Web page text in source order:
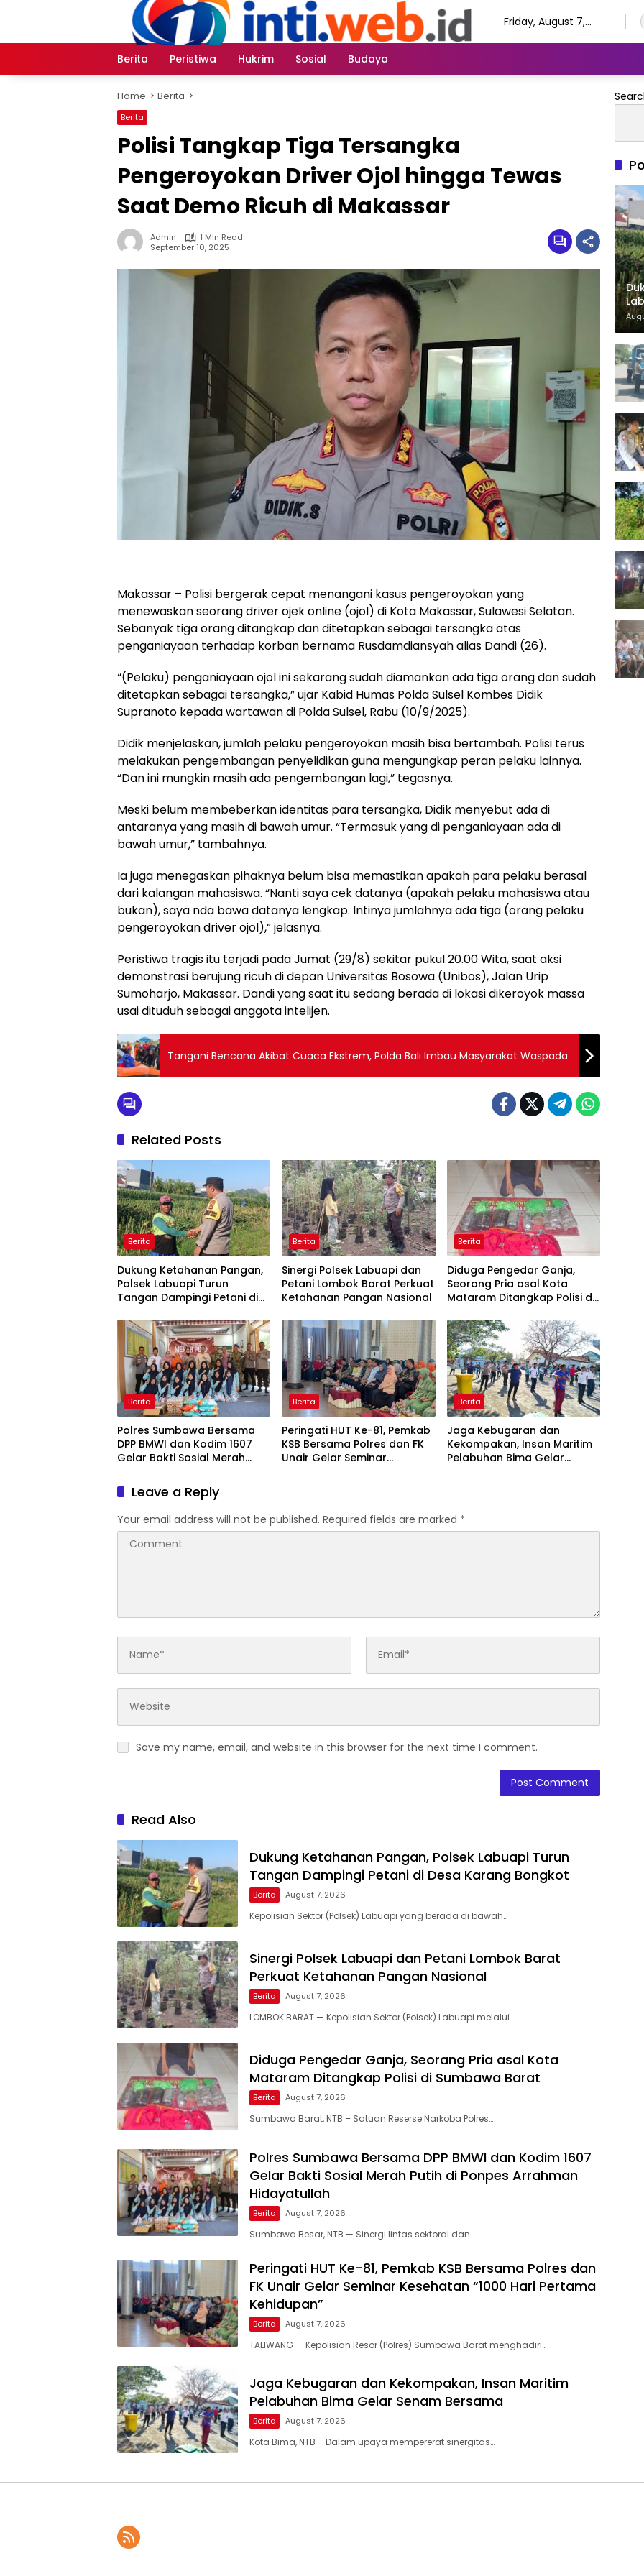
Friday, August 7,
Berita
Peristiwa Hukrim Sosial Budaya
Home Berita
Berita
Polisi Tangkap Tiga Tersangka
Pengeroyokan Driver Ojol hingga Tewas
Saat Demo Ricuh di Makassar
Admin
1 Min Read
September 10, 2025
Makassar – Polisi bergerak cepat menangani kasus pengeroyokan yang
menewaskan seorang driver ojek online (ojol) di Kota Makassar, Sulawesi Selatan.
Sebanyak tiga orang ditangkap dan ditetapkan sebagai tersangka atas
penganiayaan terhadap korban bernama Rusdamdiansyah alias Dandi (26).
“(Pelaku) penganiayaan ojol ini sekarang sudah diamankan ada tiga orang dan sudah
ditetapkan sebagai tersangka,” ujar Kabid Humas Polda Sulsel Kombes Didik
Supranoto kepada wartawan di Polda Sulsel, Rabu (10/9/2025).
Didik menjelaskan, jumlah pelaku pengeroyokan masih bisa bertambah. Polisi terus
melakukan pengembangan penyelidikan guna mengungkap peran pelaku lainnya.
“Dan ini mungkin masih ada pengembangan lagi,” tegasnya.
Meski belum membeberkan identitas para tersangka, Didik menyebut ada di
antaranya yang masih di bawah umur. “Termasuk yang di penganiayaan ada di
bawah umur,” tambahnya.
Ia juga menegaskan pihaknya belum bisa memastikan apakah para pelaku berasal
dari kalangan mahasiswa. “Nanti saya cek datanya (apakah pelaku mahasiswa atau
bukan), saya nda bawa datanya lengkap. Intinya jumlahnya ada tiga (orang pelaku
pengeroyokan driver ojol),” jelasnya.
Peristiwa tragis itu terjadi pada Jumat (29/8) sekitar pukul 20.00 Wita, saat aksi
demonstrasi berujung ricuh di depan Universitas Bosowa (Unibos), Jalan Urip
Sumoharjo, Makassar. Dandi yang saat itu sedang berada di lokasi dikeroyok massa
usai dituduh sebagai anggota intelijen.
Tangani Bencana Akibat Cuaca Ekstrem, Polda Bali Imbau Masyarakat Waspada
Related Posts
Berita
Dukung Ketahanan Pangan,
Polsek Labuapi Turun
Tangan Dampingi Petani di
Berita
Sinergi Polsek Labuapi dan
Petani Lombok Barat Perkuat
Ketahanan Pangan Nasional
Berita
Diduga Pengedar Ganja,
Seorang Pria asal Kota
Mataram Ditangkap Polisi di
Berita
Polres Sumbawa Bersama
DPP BMWI dan Kodim 1607
Gelar Bakti Sosial Merah
Hidayatullah
Berita
Peringati HUT Ke-81, Pemkab
KSB Bersama Polres dan FK
Unair Gelar Seminar
Berita
Jaga Kebugaran dan
Kekompakan, Insan Maritim
Pelabuhan Bima Gelar
Leave a Reply
Your email address will not be published. Required fields are marked *
Save my name, email, and website in this browser for the next time I comment.
Read Also
Dukung Ketahanan Pangan, Polsek Labuapi Turun
Tangan Dampingi Petani di Desa Karang Bongkot
Berita August 7, 2026
Kepolisian Sektor (Polsek) Labuapi yang berada di bawah…
Sinergi Polsek Labuapi dan Petani Lombok Barat
Perkuat Ketahanan Pangan Nasional
Berita August 7, 2026
LOMBOK BARAT — Kepolisian Sektor (Polsek) Labuapi melalui…
Diduga Pengedar Ganja, Seorang Pria asal Kota
Mataram Ditangkap Polisi di Sumbawa Barat
Berita August 7, 2026
Sumbawa Barat, NTB – Satuan Reserse Narkoba Polres…
Polres Sumbawa Bersama DPP BMWI dan Kodim 1607
Gelar Bakti Sosial Merah Putih di Ponpes Arrahman
Hidayatullah
Berita August 7, 2026
Sumbawa Besar, NTB — Sinergi lintas sektoral dan…
Peringati HUT Ke-81, Pemkab KSB Bersama Polres dan
FK Unair Gelar Seminar Kesehatan “1000 Hari Pertama
Kehidupan”
Berita August 7, 2026
TALIWANG — Kepolisian Resor (Polres) Sumbawa Barat menghadiri…
Jaga Kebugaran dan Kekompakan, Insan Maritim
Pelabuhan Bima Gelar Senam Bersama
Berita August 7, 2026
Kota Bima, NTB – Dalam upaya mempererat sinergitas…
di